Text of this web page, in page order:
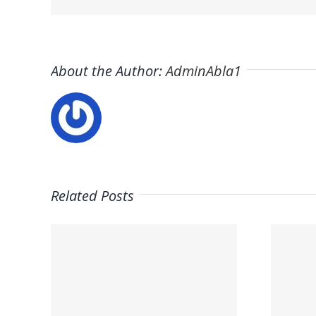
About the Author:AdminAbla1
Related Posts